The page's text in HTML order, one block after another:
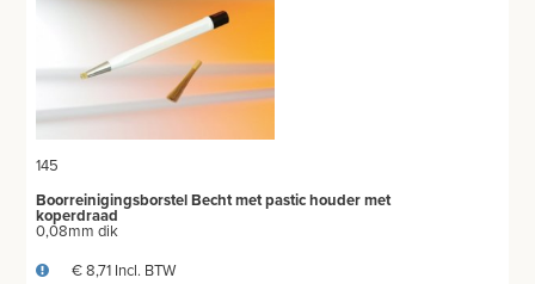
OPPERVLAKTEONTSMETTING
HAND-EN HUIDONTSMETTING
LUCHTVERFRISSERS
145
Boorreinigingsborstel Becht met pastic houder met
koperdraad
0,08mm dik
€ 8,71 Incl. BTW